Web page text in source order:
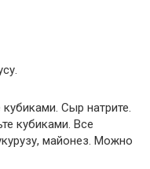
Сыр натрите.
кубиками. Все
майонез. Можно